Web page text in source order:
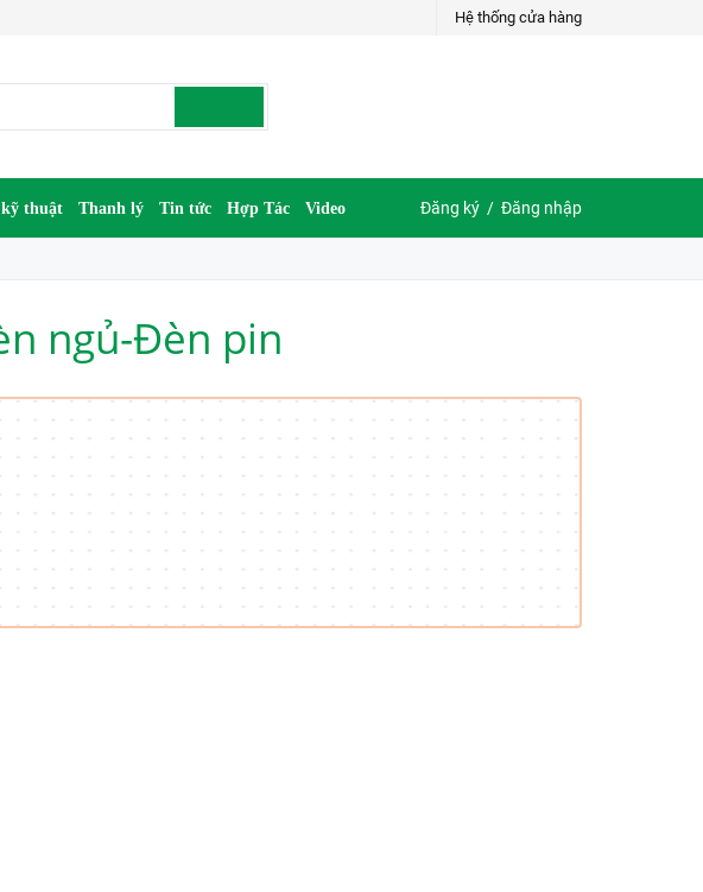
Hệ thống cửa hàng
thuật Thanh lý Tin tức Hợp Tác Video Đăng ký / Đăng nhập
ngủ-Đèn pin